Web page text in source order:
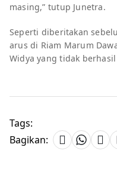
masing,” tutup Junetra.
Seperti diberitakan
arus di Riam Marum
Widya yang tidak
Tags:
Bagikan: